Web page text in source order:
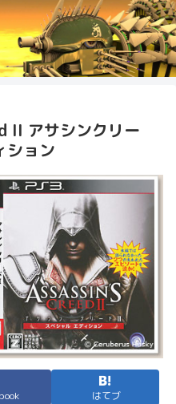
II アサシンクリー
ション
はてブ